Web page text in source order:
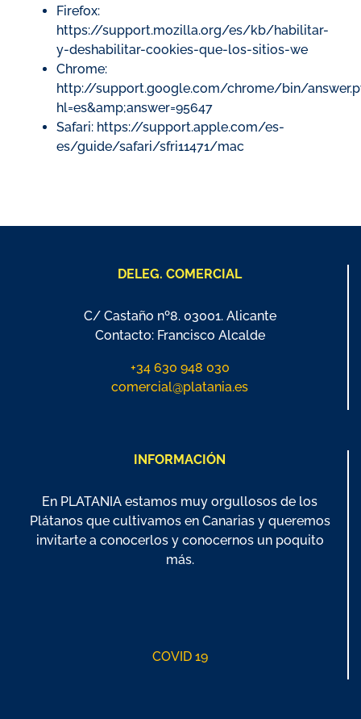
Firefox:
https://support.mozilla.org/es/kb/habilitar-
y-deshabilitar-cookies-que-los-sitios-we
Chrome:
http://support.google.com/chrome/bin/
hl=es&amp;answer=95647
Safari: https://support.apple.com/es-
es/guide/safari/sfri11471/mac
DELEG. COMERCIAL
C/ Castaño nº8. 03001. Alicante
Contacto: Francisco Alcalde
+34 630 948 030
comercial@platania.es
INFORMACIÓN
En PLATANIA estamos muy orgullosos de los
Plátanos que cultivamos en Canarias y queremos
invitarte a conocerlos y conocernos un poquito
más.
COVID 19